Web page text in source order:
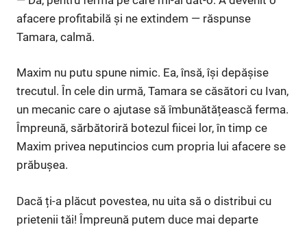
afacere profitabilă și ne extindem — răspunse
Tamara, calmă.
Maxim nu putu spune nimic. Ea, însă, își depășise
trecutul. În cele din urmă, Tamara se căsători cu Ivan,
un mecanic care o ajutase să îmbunătățească ferma.
Împreună, sărbătoriră botezul fiicei lor, în timp ce
Maxim privea neputincios cum propria lui afacere se
prăbușea.
Dacă ți-a plăcut povestea, nu uita să o distribui cu
prietenii tăi! Împreună putem duce mai departe